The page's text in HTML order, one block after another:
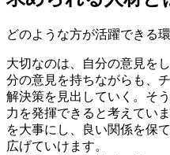
どのような方が活躍できる
大切なのは、自分の意見を
分の意見を持ちながらも、
解決策を見出していく。そ
力を発揮できると考えてい
を大事にし、良い関係を保
広げていけます。